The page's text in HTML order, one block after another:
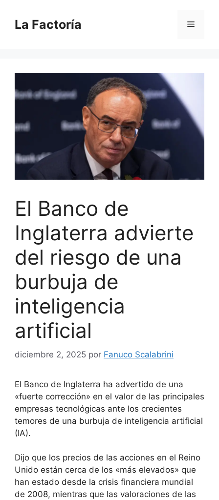
contenido
La Factoría Menú
El Banco de
Inglaterra advierte
del riesgo de una
burbuja de
inteligencia
artificial
diciembre 2, 2025 por Fanuco Scalabrini
El Banco de Inglaterra ha advertido de una
«fuerte corrección» en el valor de las principales
empresas tecnológicas ante los crecientes
temores de una burbuja de inteligencia artificial
(IA).
Dijo que los precios de las acciones en el Reino
Unido están cerca de los «más elevados» que
han estado desde la crisis financiera mundial
de 2008, mientras que las valoraciones de las